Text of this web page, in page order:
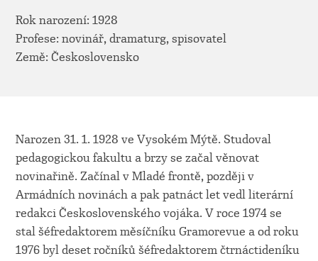
Rok narození: 1928
Profese: novinář, dramaturg, spisovatel
Země: Československo
Narozen 31. 1. 1928 ve Vysokém Mýtě. Studoval
pedagogickou fakultu a brzy se začal věnovat
novinařině. Začínal v Mladé frontě, později v
Armádních novinách a pak patnáct let vedl literární
redakci Československého vojáka. V roce 1974 se
stal šéfredaktorem měsíčníku Gramorevue a od roku
1976 byl deset ročníků šéfredaktorem čtrnáctideníku